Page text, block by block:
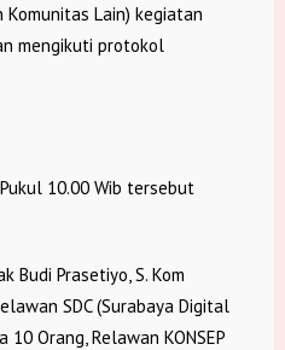
Komunitas Lain) kegiatan
mengikuti protokol
10.00 Wib tersebut
Budi Prasetiyo, S. Kom
SDC (Surabaya Digital
10 Orang, Relawan KONSEP